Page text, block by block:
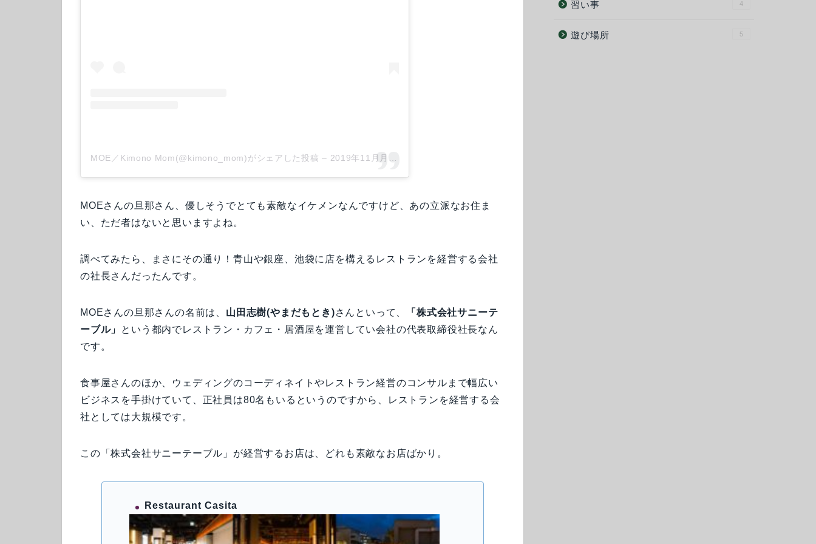
MOE／Kimono Mom(@kimono_mom)がシェアした投稿 – 2019年11月月16日午前5時42分PST
MOEさんの旦那さん、優しそうでとても素敵なイケメンなんですけど、あの立派なお住ま
い、ただ者はないと思いますよね。
調べてみたら、まさにその通り！青山や銀座、池袋に店を構えるレストランを経営する会社
の社長さんだったんです。
MOEさんの旦那さんの名前は、 山田志樹(やまだもとき)さんといって、
「株式会社サニーテ
ーブル」
という都内でレストラン・カフェ・居酒屋を運営してい会社の代表取締役社長なん
です。
食事屋さんのほか、ウェディングのコーディネイトやレストラン経営のコンサルまで幅広い
ビジネスを手掛けていて、正社員は80名もいるというのですから、レストランを経営する会
社としては大規模です。
この「株式会社サニーテーブル」が経営するお店は、どれも素敵なお店ばかり。
Restaurant Casita
習い事 4
遊び場所 5